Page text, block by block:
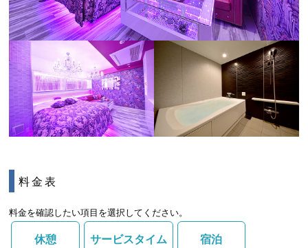
料金表
料金を確認したい項目を選択してください。
休憩 サービスタイム 宿泊